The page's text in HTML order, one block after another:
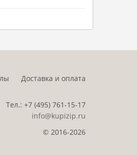
Доставка и оплата
Тел.: +7 (495) 761-15-17
info@kupizip.ru
© 2016-2026